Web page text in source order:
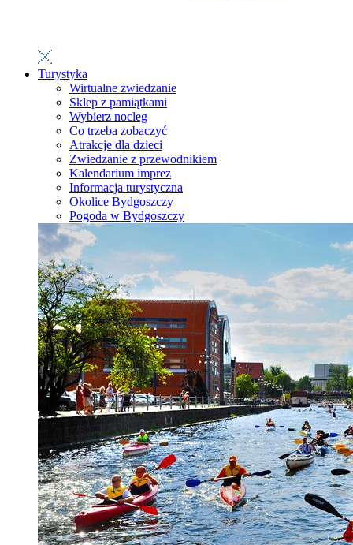
Turystyka
Wirtualne zwiedzanie
Sklep z pamiątkami
Wybierz nocleg
Co trzeba zobaczyć
Atrakcje dla dzieci
Zwiedzanie z przewodnikiem
Kalendarium imprez
Informacja turystyczna
Okolice Bydgoszczy
Pogoda w Bydgoszczy